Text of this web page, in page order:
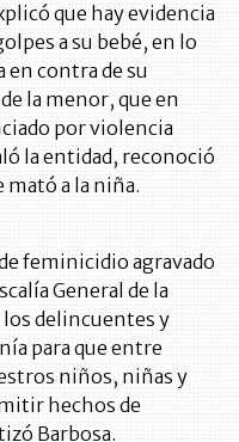
que hay evidencia
a su bebé, en lo
en contra de su
la menor, que en
por violencia
la entidad, reconoció
a la niña.
feminicidio agravado
General de la
delincuentes y
para que entre
niños, niñas y
hechos de
Barbosa.